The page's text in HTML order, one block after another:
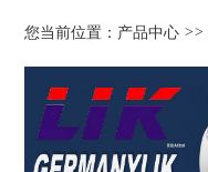
您当前位置： 产品中心 >>